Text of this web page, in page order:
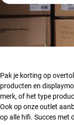
Platenspeler
Koptelefoons
Surround
Tv
Systeem
Pak je korting op
producten en
merk, of het type
Ook op onze outlet
op alle hifi. Succes met